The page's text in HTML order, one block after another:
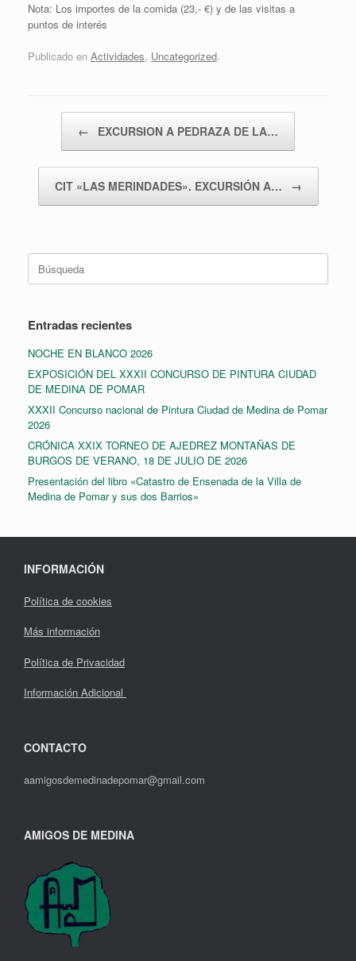
Nota: Los importes de la comida (23,- €) y de las visitas a
puntos de interés
Publicado en Actividades, Uncategorized.
← EXCURSION A PEDRAZA DE LA…
CIT «LAS MERINDADES». EXCURSIÓN A… →
Buscar:
Entradas recientes
NOCHE EN BLANCO 2026
EXPOSICIÓN DEL XXXII CONCURSO DE PINTURA CIUDAD
DE MEDINA DE POMAR
XXXII Concurso nacional de Pintura Ciudad de Medina de Pomar
2026
CRÓNICA XXIX TORNEO DE AJEDREZ MONTAÑAS DE
BURGOS DE VERANO, 18 DE JULIO DE 2026
Presentación del libro «Catastro de Ensenada de la Villa de
Medina de Pomar y sus dos Barrios»
INFORMACIÓN
Política de cookies
Más información
Política de Privacidad
Información Adicional
CONTACTO
aamigosdemedinadepomar@gmail.com
AMIGOS DE MEDINA